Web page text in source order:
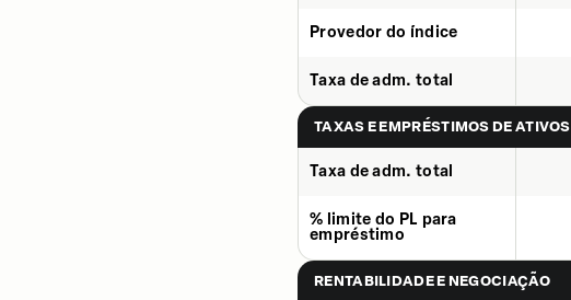
Provedor do índice
Taxa de adm. total
TAXAS E EMPRÉSTIMOS DE ATIVOS
Taxa de adm. total
% limite do PL para
empréstimo
RENTABILIDADE E NEGOCIAÇÃO